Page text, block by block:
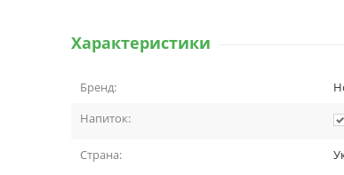
Характеристики
Бренд:
Напиток:
Страна: